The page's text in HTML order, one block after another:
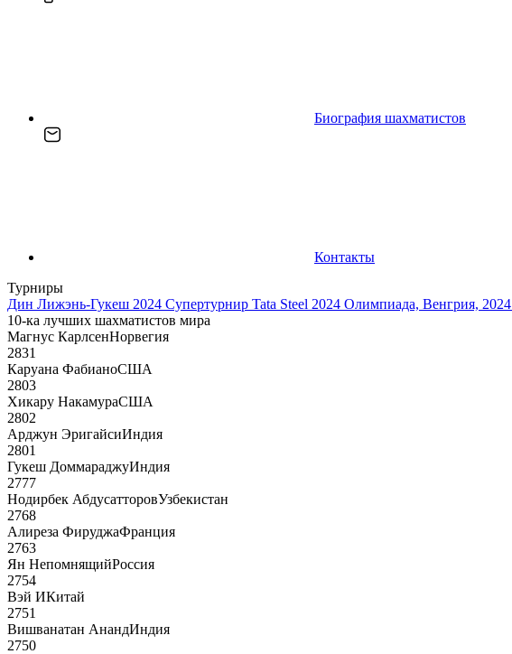
Биография шахматистов
Контакты
Турниры
Дин Лижэнь-Гукеш 2024 Супертурнир Tata Steel 2024 Олимпиада, Венгрия, 2024
10-ка лучших шахматистов мира
Магнус КарлсенНорвегия
2831
Каруана ФабианоСША
2803
Хикару НакамураСША
2802
Арджун ЭригайсиИндия
2801
Гукеш ДоммараджуИндия
2777
Нодирбек АбдусатторовУзбекистан
2768
Алиреза ФируджаФранция
2763
Ян НепомнящийРоссия
2754
Вэй ИКитай
2751
Вишванатан АнандИндия
2750